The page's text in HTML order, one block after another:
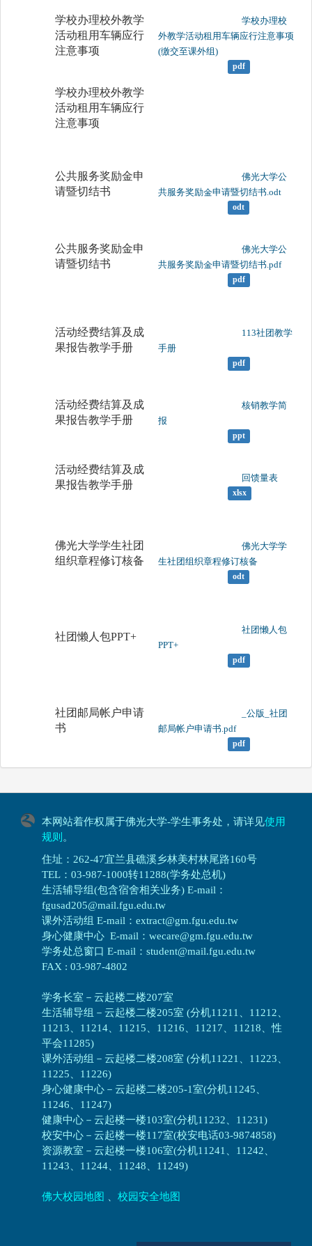
学校办理校外教学
活动租用车辆应行
注意事项
外教学活动租用车辆应行注意事项
(缴交至课外组)
pdf
学校办理校外教学
活动租用车辆应行
注意事项
公共服务奖励金申
请暨切结书
共服务奖励金申请暨切结书.odt
odt
公共服务奖励金申
请暨切结书
共服务奖励金申请暨切结书.pdf
pdf
活动经费结算及成
果报告教学手册
手册
pdf
活动经费结算及成
果报告教学手册
报
ppt
活动经费结算及成
果报告教学手册
xlsx
佛光大学学生社团
组织章程修订核备
生社团组织章程修订核备
odt
社团懒人包PPT+
PPT+
pdf
社团邮局帐户申请
书
邮局帐户申请书.pdf
pdf
本网站着作权属于佛光大学-学生事务处，请详见使用
规则 。
住址：262-47宜兰县礁溪乡林美村林尾路160号
TEL：03-987-1000转11288(学务处总机)
生活辅导组(包含宿舍相关业务) E-mail：
fgusad205@mail.fgu.edu.tw
课外活动组 E-mail：extract@gm.fgu.edu.tw
身心健康中心 E-mail：wecare@gm.fgu.edu.tw
学务处总窗口 E-mail：student@mail.fgu.edu.tw
FAX : 03-987-4802
学务长室－云起楼二楼207室
生活辅导组 － 云起楼二楼205室 (分机11211、11212、
11213、11214、11215、11216、11217、11218、性
平会11285)
课外活动组 － 云起楼二楼208室 (分机11221、11223、
11225、11226)
身心健康中心 － 云起楼二楼205-1室(分机11245、
11246、11247)
健康中心－ 云起楼一楼103室(分机11232、11231)
校安中心－ 云起楼一楼117室(校安电话03-9874858)
资源教室 － 云起楼一楼106室(分机11241、11242、
11243、11244、11248、11249)
佛大校园地图 校园安全地图